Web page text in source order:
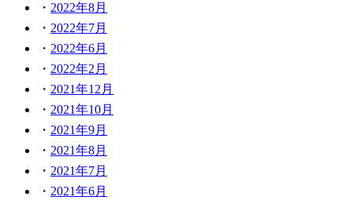
2022年8月
2022年7月
2022年6月
2022年2月
2021年12月
2021年10月
2021年9月
2021年8月
2021年7月
2021年6月